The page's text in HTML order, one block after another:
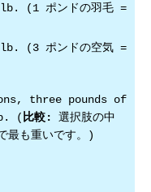
(1 ポンドの羽毛 =
(3 ポンドの空気 =
three pounds of
( 比較:
選択肢の中
最も重いです。)